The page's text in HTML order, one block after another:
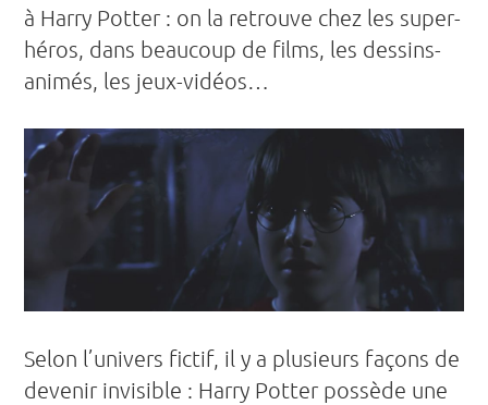
à Harry Potter : on la retrouve chez les super-
héros, dans beaucoup de films, les dessins-
animés, les jeux-vidéos…
Selon l’univers fictif, il y a plusieurs façons de
devenir invisible : Harry Potter possède une